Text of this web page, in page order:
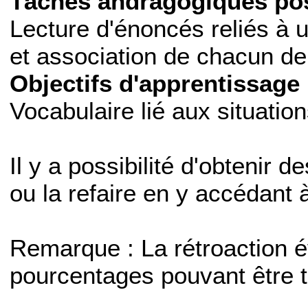
Lecture d'énoncés reliés à
et association de chacun
Objectifs
Vocabulaire lié aux
Il y a possibilité d'obtenir
ou la refaire en y accédant
Remarque : La rétroaction
pourcentages pouvant être